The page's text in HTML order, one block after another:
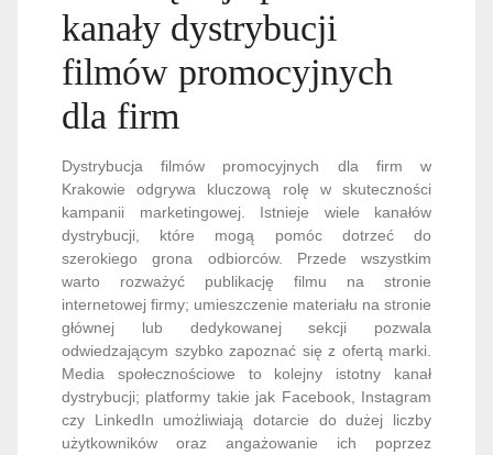
kanały dystrybucji
filmów promocyjnych
dla firm
Dystrybucja filmów promocyjnych dla firm w
Krakowie odgrywa kluczową rolę w skuteczności
kampanii marketingowej. Istnieje wiele kanałów
dystrybucji, które mogą pomóc dotrzeć do
szerokiego grona odbiorców. Przede wszystkim
warto rozważyć publikację filmu na stronie
internetowej firmy; umieszczenie materiału na stronie
głównej lub dedykowanej sekcji pozwala
odwiedzającym szybko zapoznać się z ofertą marki.
Media społecznościowe to kolejny istotny kanał
dystrybucji; platformy takie jak Facebook, Instagram
czy LinkedIn umożliwiają dotarcie do dużej liczby
użytkowników oraz angażowanie ich poprzez